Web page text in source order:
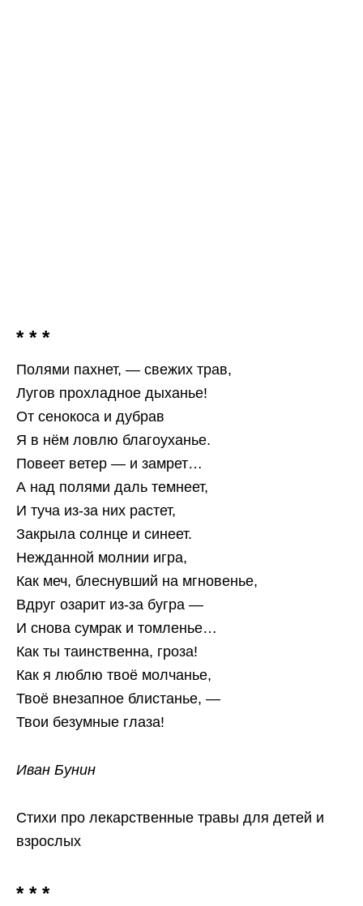
* * *
Полями пахнет, — свежих трав,
Лугов прохладное дыханье!
От сенокоса и дубрав
Я в нём ловлю благоуханье.
Повеет ветер — и замрет…
А над полями даль темнеет,
И туча из-за них растет,
Закрыла солнце и синеет.
Нежданной молнии игра,
Как меч, блеснувший на мгновенье,
Вдруг озарит из-за бугра —
И снова сумрак и томленье…
Как ты таинственна, гроза!
Как я люблю твоё молчанье,
Твоё внезапное блистанье, —
Твои безумные глаза!
Иван Бунин
Стихи про лекарственные травы для детей и
взрослых
* * *